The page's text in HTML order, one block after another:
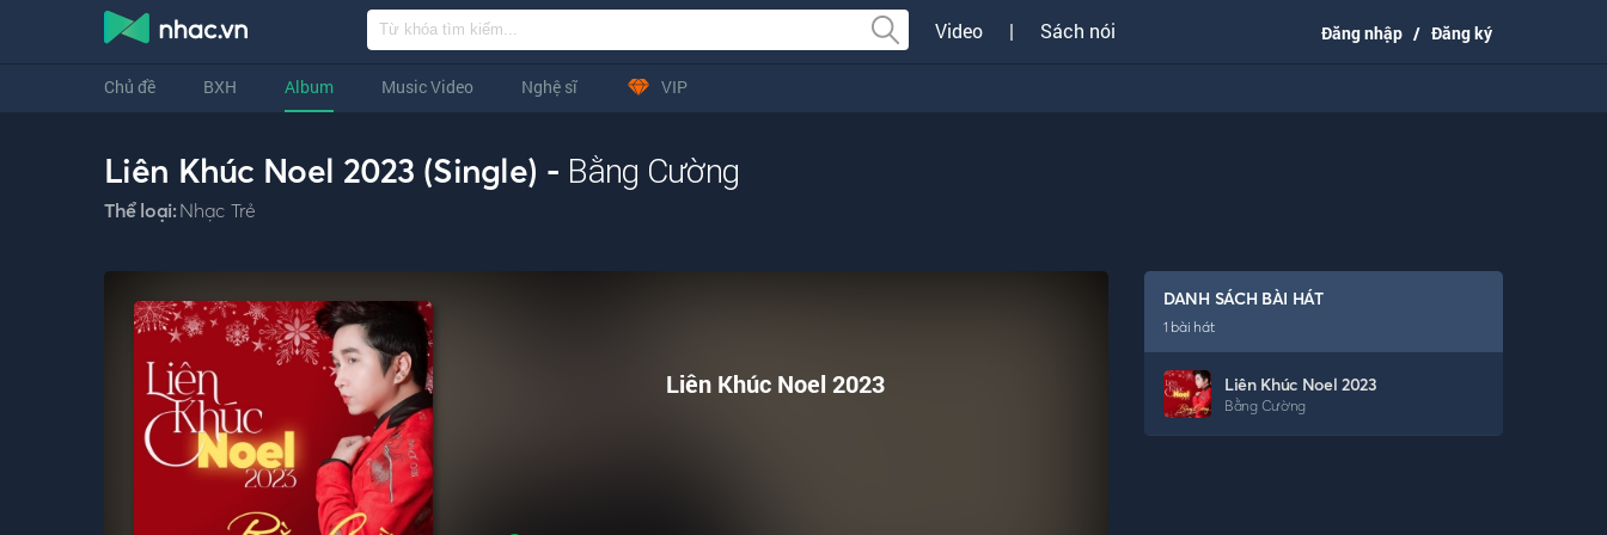
Video | Sách nói Đăng nhập / Đăng ký
Chủ đề BXH Album Music Video Nghệ sĩ VIP
Liên Khúc Noel 2023 (Single) - Bằng Cường
Thể loại: Nhạc Trẻ
Liên Khúc Noel 2023
DANH SÁCH BÀI HÁT
1 bài hát
Liên Khúc Noel 2023
Bằng Cường